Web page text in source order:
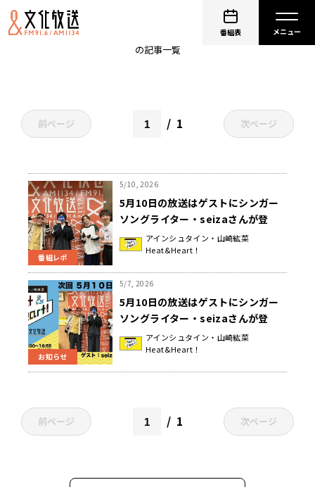
番組表
シンガーソングライター
の記事一覧
前ページ 1 次ページ
番組レポ
5/10, 2026
5月10日の放送はゲストにシンガー
ソングライター・seizaさんが登
場！２１回目の公開録音イベント開
催決定！＆ イベント観覧者募集！
Heat&Heart!』
アインシュタイン・山崎紘菜
Heat&Heart！
お知らせ
5/7, 2026
5月10日の放送はゲストにシンガー
ソングライター・seizaさんが登
場！『アインシュタイン・山崎紘菜
Heat&Heart!』
アインシュタイン・山崎紘菜
Heat&Heart！
前ページ 1 次ページ